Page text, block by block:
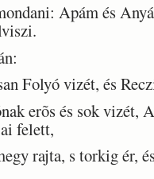
Apám és
Folyó vizét, és
erõs és sok vizét,
felett,
rajta, s torkig